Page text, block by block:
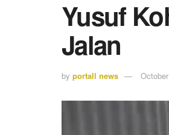
Yusuf
Jalan
by portall news